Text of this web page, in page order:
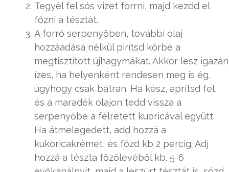
Tegyél fel sós vizet forrni, majd kezdd el
főzni a tésztát.
A forró serpenyőben, további olaj
hozzáadása nélkül pirítsd körbe a
megtisztított újhagymákat. Akkor lesz igazán
ízes, ha helyenként rendesen meg is ég,
úgyhogy csak bátran. Ha kész, aprítsd fel,
és a maradék olajon tedd vissza a
serpenyőbe a félretett kuoricával együtt.
Ha átmelegedett, add hozzá a
kukoricakrémet, és főzd kb 2 percig. Adj
hozzá a tészta főzőlevéből kb. 5-6